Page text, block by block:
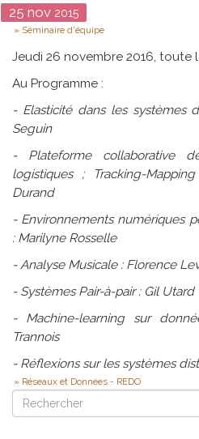
Date
25 nov 2015
Type
Séminaire d'équipe
Jeudi 26 novembre 2016, toute
Au Programme :
- Elasticité dans les systèmes
Seguin
- Plateforme collaborative
logistiques ; Tracking-
Durand
- Environnements numériques
: Marilyne Rosselle
- Analyse Musicale : Florence
- Systèmes Pair-à-pair : Gil Utard
- Machine-learning sur
Trannois
- Réflexions sur les systèmes
Réseaux et Données - REDO
Rechercher
Rechercher